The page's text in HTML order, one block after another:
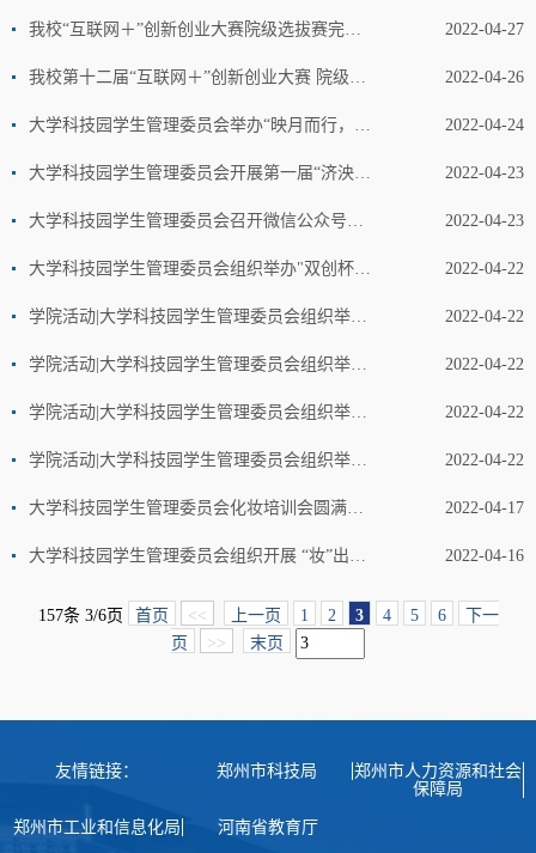
我校“互联网＋”创新创业大赛院级选拔赛完美落下帷幕 2022-04-27
我校第十二届“互联网＋”创新创业大赛 院级选拔赛圆满结束 2022-04-26
大学科技园学生管理委员会举办“映月而行，助力抗疫”夜跑活动 2022-04-24
大学科技园学生管理委员会开展第一届“济泱杯”辩论赛 2022-04-23
大学科技园学生管理委员会召开微信公众号推广培训会 2022-04-23
大学科技园学生管理委员会组织举办"双创杯"羽毛球赛 2022-04-22
学院活动|大学科技园学生管理委员会组织举办“双创杯”羽毛球赛 2022-04-22
学院活动|大学科技园学生管理委员会组织举办“双创杯”羽毛球赛 2022-04-22
学院活动|大学科技园学生管理委员会组织举办“双创杯”羽毛球赛 2022-04-22
学院活动|大学科技园学生管理委员会组织举办“双创杯”羽毛球赛 2022-04-22
大学科技园学生管理委员会化妆培训会圆满结束 2022-04-17
大学科技园学生管理委员会组织开展 “妆”出风采小课堂化妆培训 2022-04-16
157条 3/6页 首页 << 上一页 1 2 3 4 5 6
下一
页
>> 末页
友情链接： 郑州市科技局
郑州市人力资源和社会
保障局
郑州市工业和信息化局 河南省教育厅